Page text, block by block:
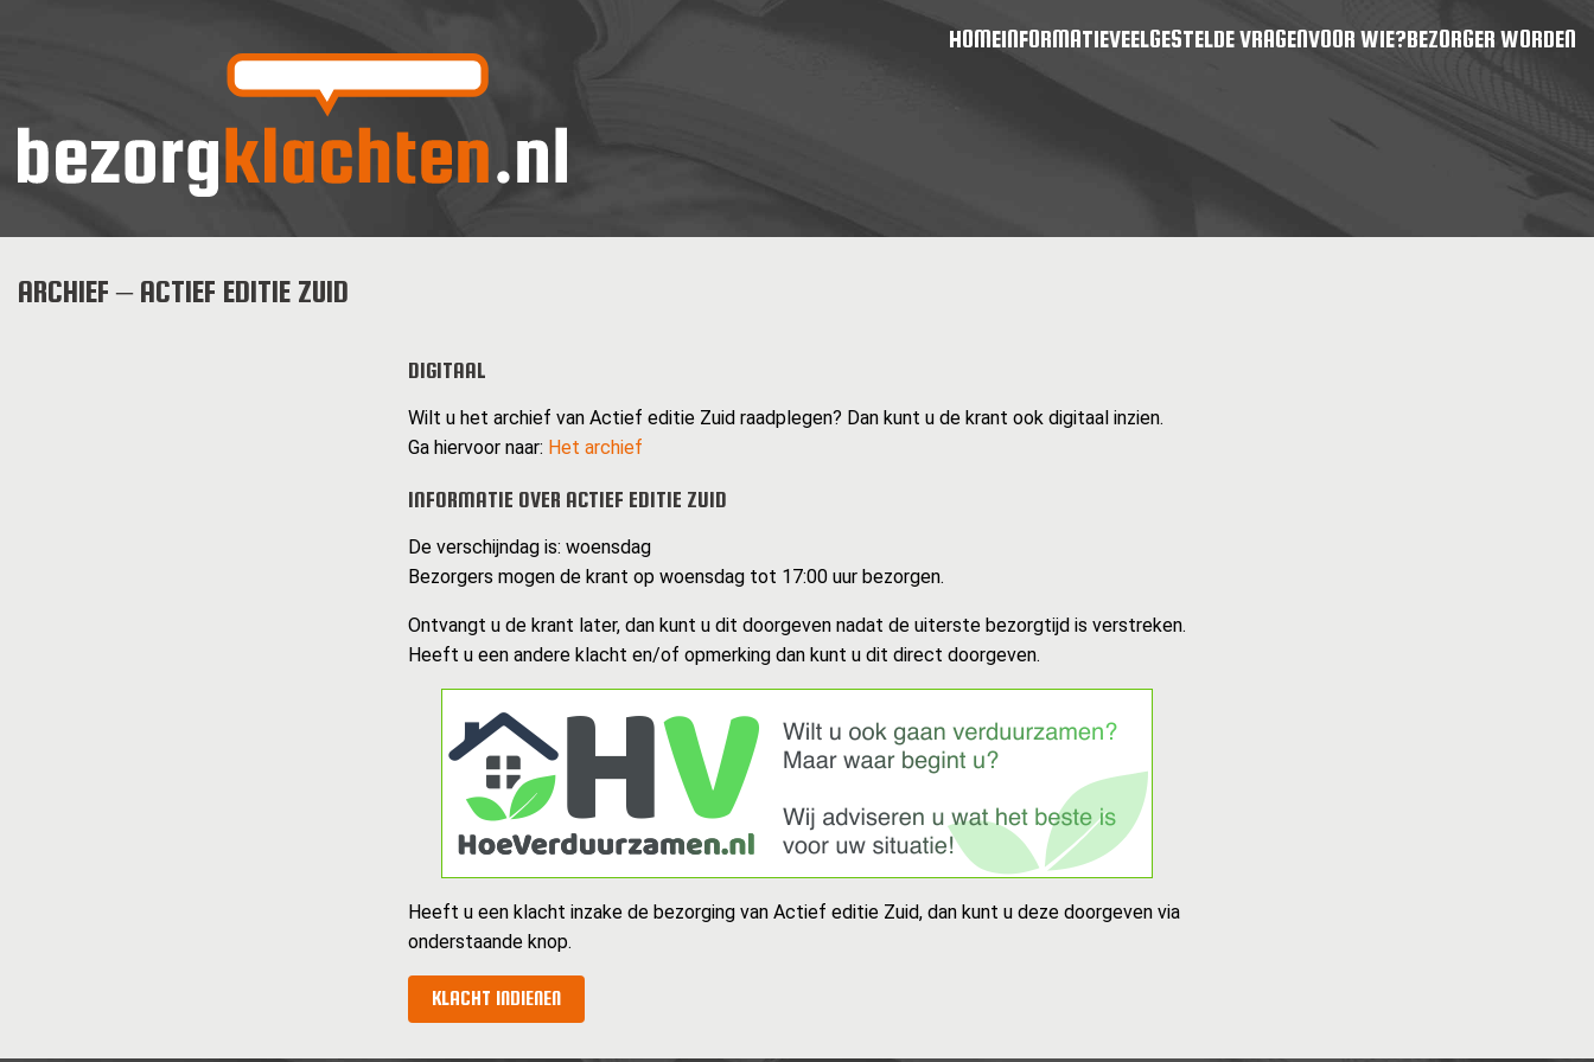
HOMEINFORMATIEVEELGESTELDE VRAGENVOOR WIE?BEZORGER WORDEN
ARCHIEF – ACTIEF EDITIE ZUID
DIGITAAL
Wilt u het archief van Actief editie Zuid raadplegen? Dan kunt u de krant ook digitaal inzien.
Ga hiervoor naar: Het archief
INFORMATIE OVER ACTIEF EDITIE ZUID
De verschijndag is: woensdag
Bezorgers mogen de krant op woensdag tot 17:00 uur bezorgen.
Ontvangt u de krant later, dan kunt u dit doorgeven nadat de uiterste bezorgtijd is verstreken.
Heeft u een andere klacht en/of opmerking dan kunt u dit direct doorgeven.
Heeft u een klacht inzake de bezorging van Actief editie Zuid, dan kunt u deze doorgeven via
onderstaande knop.
KLACHT INDIENEN